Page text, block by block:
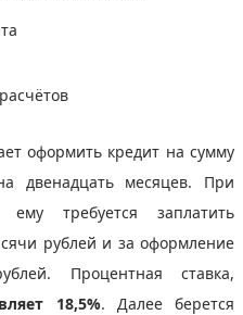
оформить кредит на сумму
двенадцать месяцев. При
требуется заплатить
рублей и за оформление
Процентная ставка,
18,5%. Далее берется